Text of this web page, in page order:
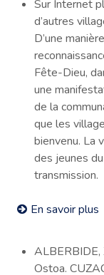
Sur Internet
d’autres
D’une
Fête-Dieu,
une
de la
que les
bienvenu. La
des jeunes
transmission.
En savoir plus
ALBERBIDE,
Ostoa.